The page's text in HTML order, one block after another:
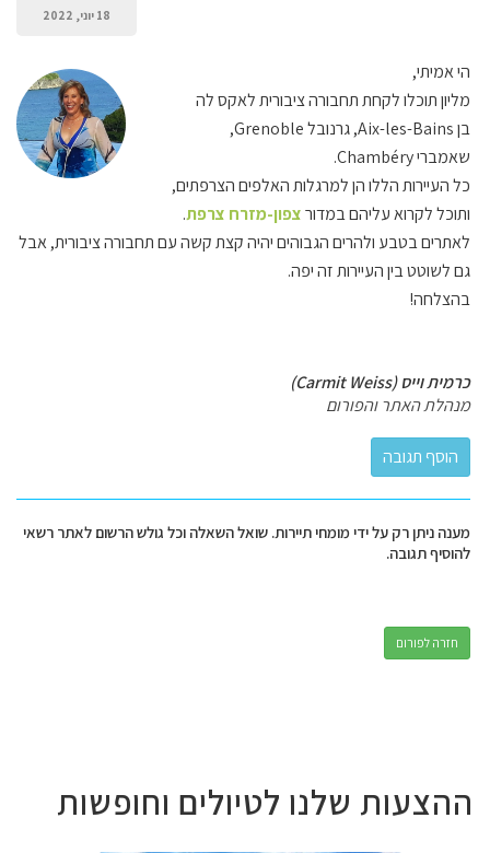
18 יוני, 2022
הי אמיתי,
מליון תוכלו לקחת תחבורה ציבורית לאקס לה
בן Aix-les-Bains, גרנובל Grenoble,
שאמברי Chambéry.
כל העיירות הללו הן למרגלות האלפים הצרפתים,
ותוכל לקרוא עליהם במדורצפון-מזרח צרפת.
לאתרים בטבע ולהרים הגבוהים יהיה קצת קשה עם תחבורה ציבורית, אבל
גם לשוטט בין העיירות זה יפה.
בהצלחה!
כרמית וייס (Carmit Weiss)
מנהלת האתר והפורום
מענה ניתן רק על ידי מומחי תיירות. שואל השאלה וכל גולש הרשום לאתר רשאי
להוסיף תגובה.
חזרה לפורום
ההצעות שלנו לטיולים וחופשות